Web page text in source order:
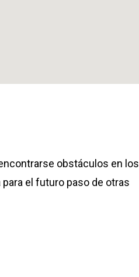
obstáculos en los
el futuro paso de otras